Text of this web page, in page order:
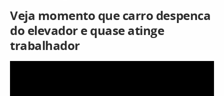
Veja momento que carro despenca
do elevador e quase atinge
trabalhador